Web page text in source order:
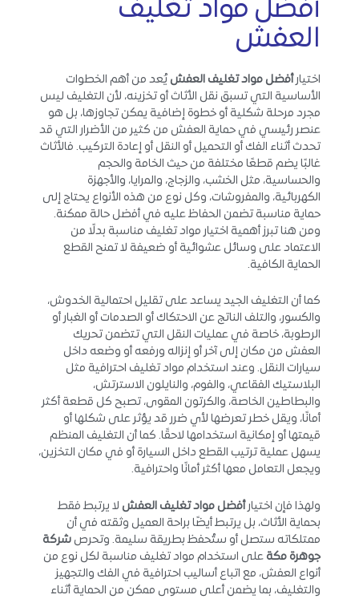
أفضل مواد تغليف
العفش
اختيارأفضل مواد تغليف العفش يُعد من أهم الخطوات
الأساسية التي تسبق نقل الأثاث أو تخزينه، لأن التغليف ليس
مجرد مرحلة شكلية أو خطوة إضافية يمكن تجاوزها، بل هو
عنصر رئيسي في حماية العفش من كثير من الأضرار التي قد
تحدث أثناء الفك أو التحميل أو النقل أو إعادة التركيب. فالأثاث
غالبًا يضم قطعًا مختلفة من حيث الخامة والحجم
والحساسية، مثل الخشب، والزجاج، والمرايا، والأجهزة
الكهربائية، والمفروشات، وكل نوع من هذه الأنواع يحتاج إلى
حماية مناسبة تضمن الحفاظ عليه في أفضل حالة ممكنة.
ومن هنا تبرز أهمية اختيار مواد تغليف مناسبة بدلًا من
الاعتماد على وسائل عشوائية أو ضعيفة لا تمنح القطع
الحماية الكافية.
كما أن التغليف الجيد يساعد على تقليل احتمالية الخدوش،
والكسور، والتلف الناتج عن الاحتكاك أو الصدمات أو الغبار أو
الرطوبة، خاصة في عمليات النقل التي تتضمن تحريك
العفش من مكان إلى آخر أو إنزاله ورفعه أو وضعه داخل
سيارات النقل. وعند استخدام مواد تغليف احترافية مثل
البلاستيك الفقاعي، والفوم، والنايلون الاسترتش،
والبطاطين الخاصة، والكرتون المقوى، تصبح كل قطعة أكثر
أمانًا، ويقل خطر تعرضها لأي ضرر قد يؤثر على شكلها أو
قيمتها أو إمكانية استخدامها لاحقًا. كما أن التغليف المنظم
يسهل عملية ترتيب القطع داخل السيارة أو في مكان التخزين،
ويجعل التعامل معها أكثر أمانًا واحترافية.
ولهذا فإن اختيارأفضل مواد تغليف العفش لا يرتبط فقط
بحماية الأثاث، بل يرتبط أيضًا براحة العميل وثقته في أن
ممتلكاته ستصل أو ستُحفظ بطريقة سليمة. وتحرص شركة
جوهرة مكة على استخدام مواد تغليف مناسبة لكل نوع من
أنواع العفش، مع اتباع أساليب احترافية في الفك والتجهيز
والتغليف، بما يضمن أعلى مستوى ممكن من الحماية أثناء